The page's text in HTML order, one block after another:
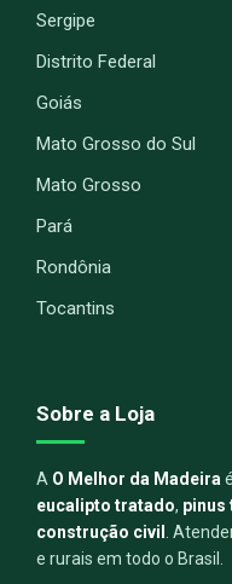
Sergipe
Distrito Federal
Goiás
Mato Grosso do Sul
Mato Grosso
Pará
Rondônia
Tocantins
Sobre a Loja
A O Melhor da Madeira
eucalipto tratado, pinus
construção civil .
e rurais em todo o Brasil.